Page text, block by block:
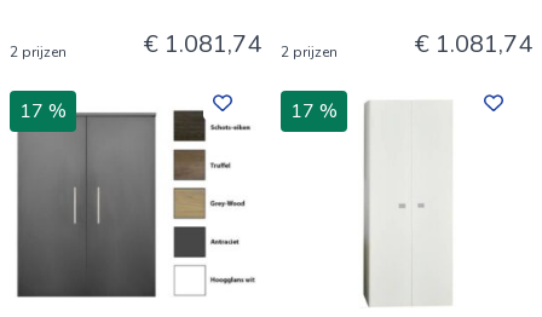
2 prijzen € 1.081,74 2 prijzen € 1.081,74
17 % 17 %